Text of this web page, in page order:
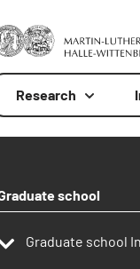
Research
school
Graduate school